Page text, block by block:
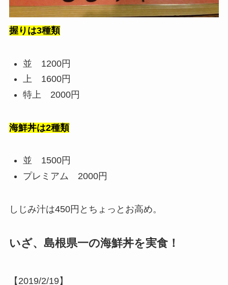
握りは3種類
並 1200円
上 1600円
特上 2000円
海鮮丼は2種類
並 1500円
プレミアム 2000円
しじみ汁は450円とちょっとお高め。
いざ、島根県一の海鮮丼を実食！
【2019/2/19】